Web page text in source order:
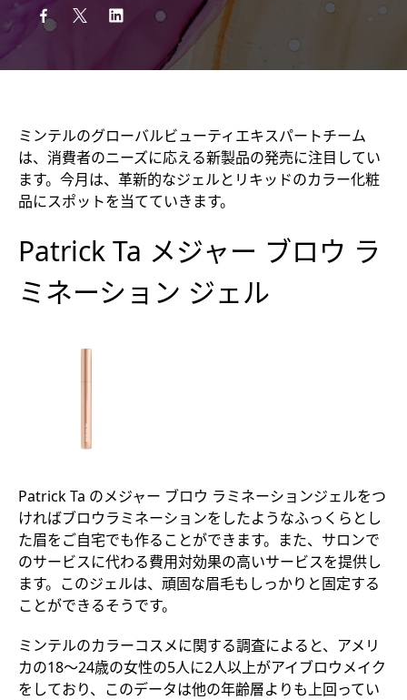
ミンテルのグローバルビューティエキスパートチーム
は、消費者のニーズに応える新製品の発売に注目してい
ます。今月は、革新的なジェルとリキッドのカラー化粧
品にスポットを当てていきます。
Patrick Ta メジャー ブロウ ラ
ミネーション ジェル
Patrick Ta のメジャー ブロウ ラミネーションジェルをつ
ければブロウラミネーションをしたようなふっくらとし
た眉をご自宅でも作ることができます。また、サロンで
のサービスに代わる費用対効果の高いサービスを提供し
ます。このジェルは、頑固な眉毛もしっかりと固定する
ことができるそうです。
ミンテルのカラーコスメに関する調査によると、アメリ
カの18～24歳の女性の5人に2人以上がアイブロウメイク
をしており、このデータは他の年齢層よりも上回ってい